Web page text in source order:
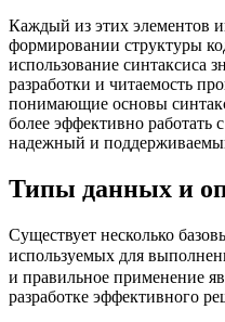
Каждый из этих элементов
формировании структуры
использование синтаксиса
разработки и читаемость
понимающие основы
более эффективно работать
надежный и
Типы данных и
Существует несколько
используемых для
и правильное применение
разработке эффективного